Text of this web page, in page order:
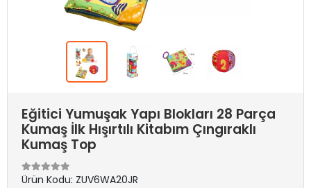
Eğitici Yumuşak Yapı Blokları 28 Parça
Kumaş İlk Hışırtılı Kitabım Çıngıraklı
Kumaş Top
Ürün Kodu: ZUV6WA20JR